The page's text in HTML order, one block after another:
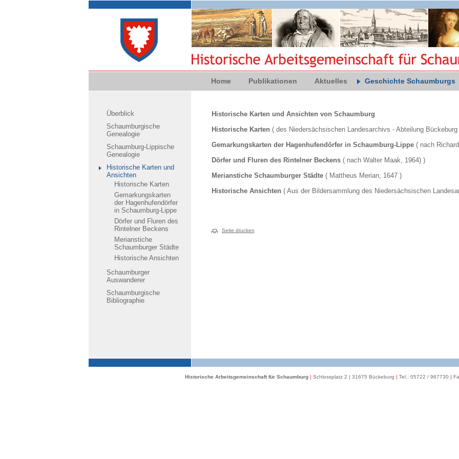
Home Publikationen Aktuelles Geschichte Schaumburgs
Überblick
Schaumburgische
Genealogie
Schaumburg-Lippische
Genealogie
Historische Karten und
Ansichten
Historische Karten
Gemarkungskarten
der Hagenhufendörfer
in Schaumburg-Lippe
Dörfer und Fluren des
Rintelner Beckens
Merianstiche
Schaumburger Städte
Historische Ansichten
Schaumburger
Auswanderer
Schaumburgische
Bibliographie
Historische Karten und Ansichten von Schaumburg
Historische Karten ( des Niedersächsischen Landesarchivs - Abteilung Bückeburg
Gemarkungskarten der Hagenhufendörfer in Schaumburg-Lippe( nach
Dörfer und Fluren des Rintelner Beckens( nach Walter Maak, 1964) )
Merianstiche Schaumburger Städte( Mattheus Merian, 1647 )
Historische Ansichten ( Aus der Bildersammlung des Niedersächsischen
Seite drucken
Historische Arbeitsgemeinschaft für Schaumburg | Schlossplatz 2 | 31675 Bückeburg | Tel.: 05722 / 967730 |